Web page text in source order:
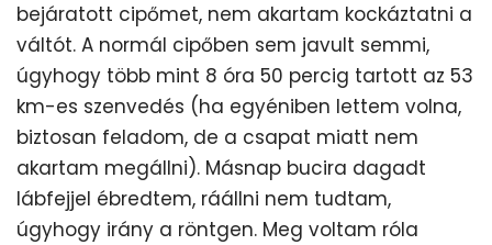
bejáratott cipőmet, nem akartam kockáztatni a
váltót. A normál cipőben sem javult semmi,
úgyhogy több mint 8 óra 50 percig tartott az 53
km-es szenvedés (ha egyéniben lettem volna,
biztosan feladom, de a csapat miatt nem
akartam megállni). Másnap bucira dagadt
lábfejjel ébredtem, ráállni nem tudtam,
úgyhogy irány a röntgen. Meg voltam róla